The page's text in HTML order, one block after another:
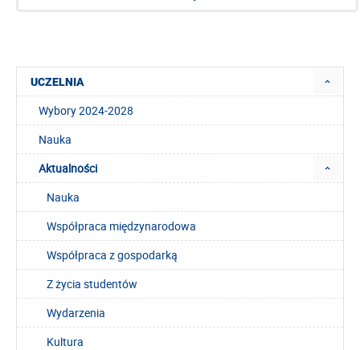
UCZELNIA
Wybory 2024-2028
Nauka
Aktualności
Nauka
Współpraca międzynarodowa
Współpraca z gospodarką
Z życia studentów
Wydarzenia
Kultura